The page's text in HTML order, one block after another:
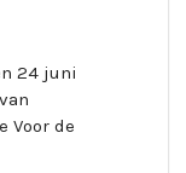
24 juni
Voor de